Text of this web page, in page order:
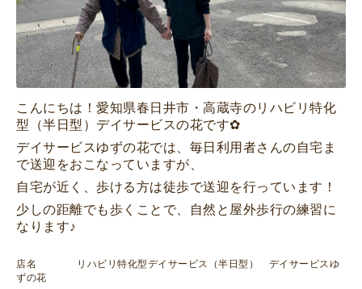
こんにちは！愛知県春日井市・高蔵寺のリハビリ特化
型（半日型）デイサービスの花です✿
デイサービスゆずの花では、毎日利用者さんの自宅ま
で送迎をおこなっていますが、
自宅が近く、歩ける方は徒歩で送迎を行っています！
少しの距離でも歩くことで、自然と屋外歩行の練習に
なります♪
店名 リハビリ特化型デイサービス（半日型） デイサービスゆ
ずの花